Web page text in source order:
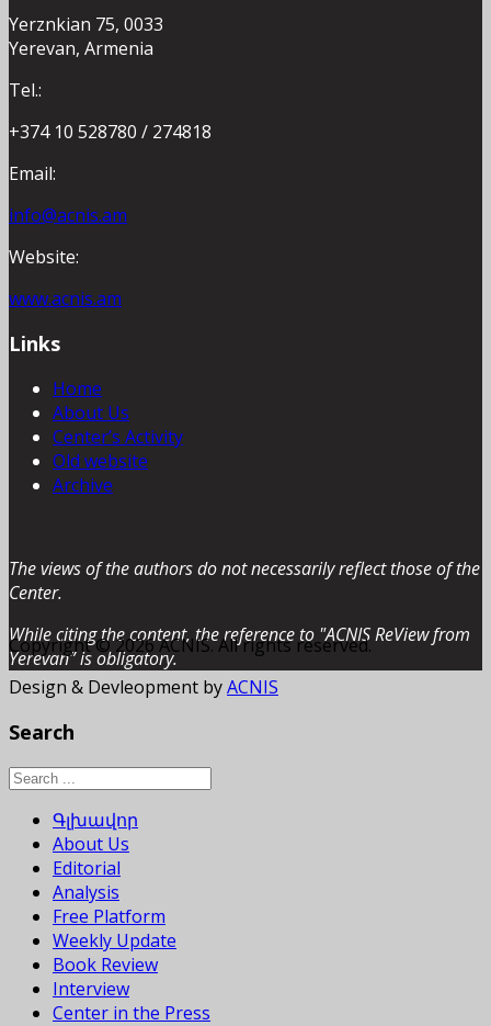
Yerznkian 75, 0033
Yerevan, Armenia
Tel.:
+374 10 528780 / 274818
Email:
info@acnis.am
Website:
www.acnis.am
Links
Home
About Us
Center’s Activity
Old website
Archive
The views of the authors do not necessarily reflect those of the
Center.
While citing the content, the reference to "ACNIS ReView from
Yerevan” is obligatory.
Copyright © 2026 ACNIS. All rights reserved.
Design & Devleopment byACNIS
Search
Գլխավոր
About Us
Editorial
Analysis
Free Platform
Weekly Update
Book Review
Interview
Center in the Press